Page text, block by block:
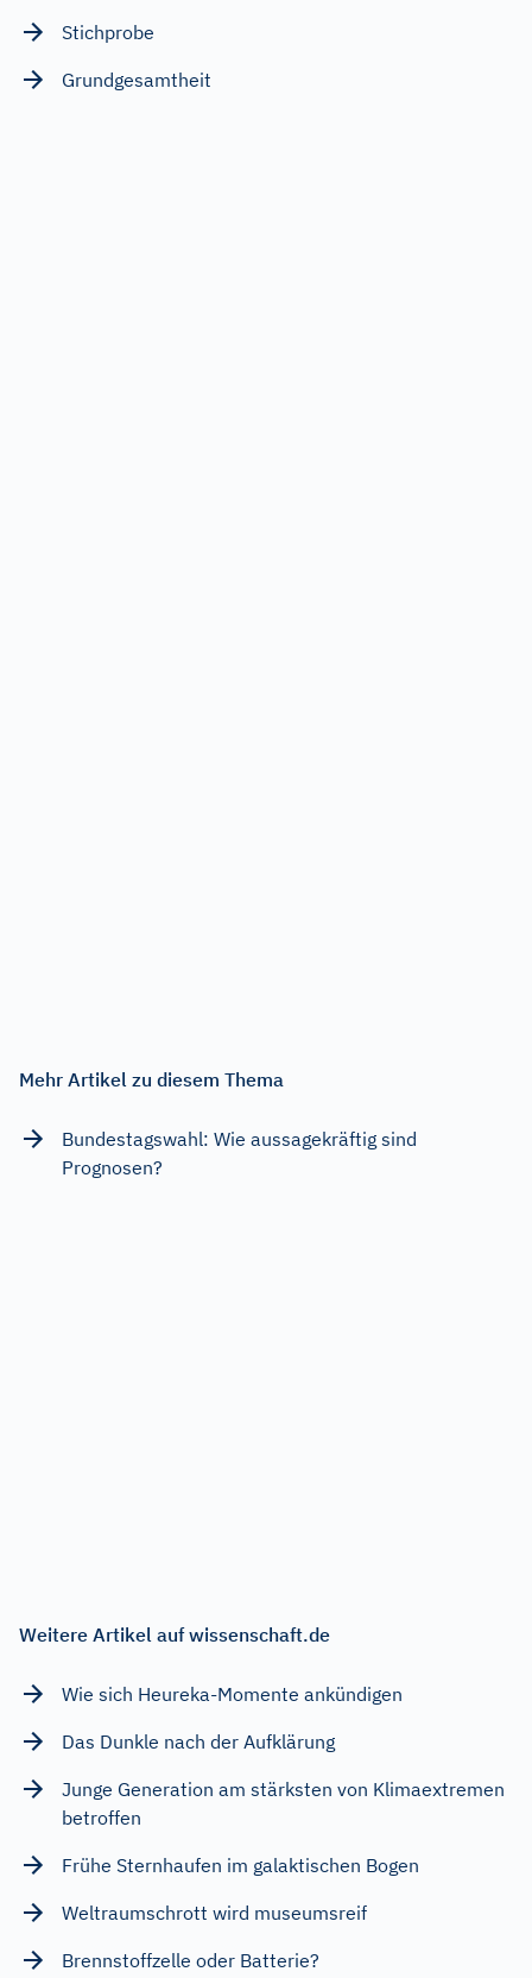
Stichprobe
Grundgesamtheit
Mehr Artikel zu diesem Thema
Bundestagswahl: Wie aussagekräftig sind
Prognosen?
Weitere Artikel auf wissenschaft.de
Wie sich Heureka-Momente ankündigen
Das Dunkle nach der Aufklärung
Junge Generation am stärksten von Klimaextremen
betroffen
Frühe Sternhaufen im galaktischen Bogen
Weltraumschrott wird museumsreif
Brennstoffzelle oder Batterie?